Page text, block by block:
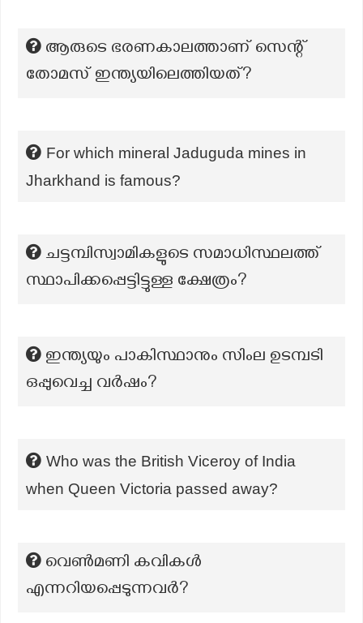
ആരുടെ ഭരണകാലത്താണ് സെന്റ്
തോമസ് ഇന്ത്യയിലെത്തിയത്?
For which mineral Jaduguda mines in
Jharkhand is famous?
ചട്ടമ്പിസ്വാമികളുടെ സമാധിസ്ഥലത്ത്
സ്ഥാപിക്കപ്പെട്ടിട്ടുള്ള ക്ഷേത്രം?
ഇന്ത്യയും പാകിസ്ഥാനും സിംല ഉടമ്പടി
ഒപ്പുവെച്ച വർഷം?
Who was the British Viceroy of India
when Queen Victoria passed away?
വെൺമണി കവികൾ
എന്നറിയപ്പെടുന്നവര്‍?